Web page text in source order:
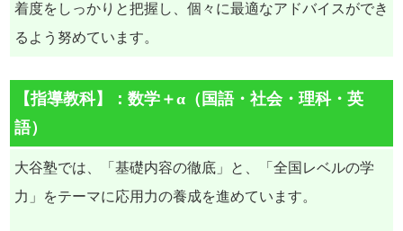
着度をしっかりと把握し、個々に最適なアドバイスができ
るよう努めています。
【指導教科】：数学＋α（国語・社会・理科・英
語）
大谷塾では、「基礎内容の徹底」と、「全国レベルの学
力」をテーマに応用力の養成を進めています。